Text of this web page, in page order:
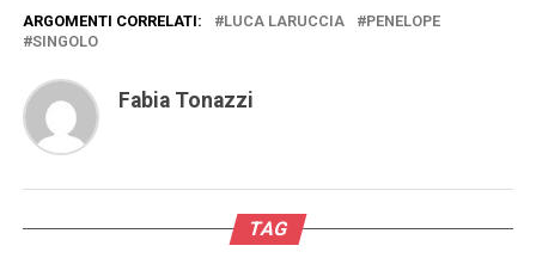
ARGOMENTI CORRELATI: LUCA LARUCCIA
PENELOPE
SINGOLO
Fabia Tonazzi
TAG